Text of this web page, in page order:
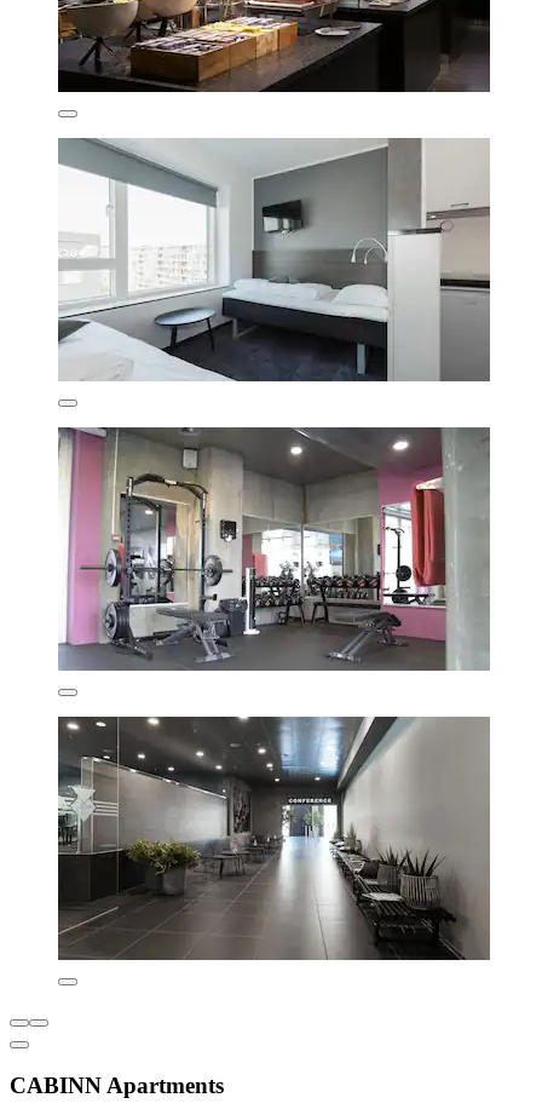
CABINN Apartments